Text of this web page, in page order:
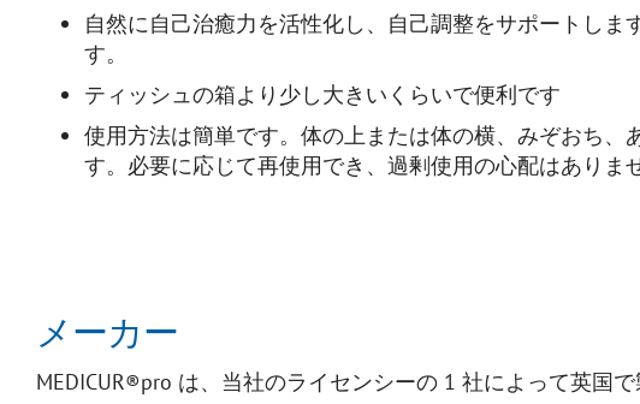
自然に自己治癒力を活性化し、自己調整をサポートし
す。
ティッシュの箱より少し大きいくらいで便利です
使用方法は簡単です。体の上または体の横、みぞおち
す。必要に応じて再使用でき、過剰使用の心配はありま
メーカー
MEDICUR®pro は、当社のライセンシーの 1 社によって英国で